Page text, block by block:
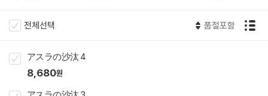
전체선택 품절포함
アスラの沙汰 4
8,680원